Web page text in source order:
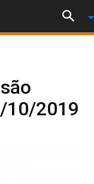
10/2019